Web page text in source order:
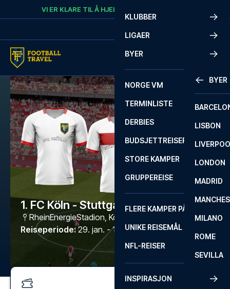
Skip to contentVI ER KLARE TIL Å HJELPE
KLUBBER
LIGAER
BYER
BYER
LISBON
LONDON
MADRID
MILANO
ROME
SEVILLA
NORGE VM
TERMINLISTE
DERBIES
BUDSJETTREISER
STORE KAMPER
GRUPPEREISE
FLERE KAMPER PÅ ÉN REISE
UNIKE REISEMÅL
NFL-REISER
INSPIRASJON
1. FC Köln - Stuttgart
RheinEnergieStadion, Köln
Reiseperiode: 29. jan. - 1. feb. 2027